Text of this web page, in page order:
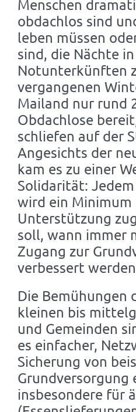
Menschen
obdachlos sind
leben müssen
sind, die Nächte
Notunterkünften
vergangenen
Mailand nur rund
Obdachlose
schliefen auf der
Angesichts der
kam es zu einer
Solidarität:
wird ein Minimum
Unterstützung
soll, wann immer
Zugang zur
verbessert
Die Bemühungen
kleinen bis
und Gemeinden
es einfacher,
Sicherung von
Grundversorgung
insbesondere für